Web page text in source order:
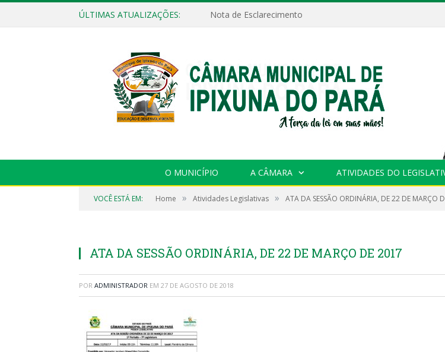
ÚLTIMAS ATUALIZAÇÕES: Nota de Esclarecimento
O MUNICÍPIO A CÂMARA ATIVIDADES DO
VOCÊ ESTÁ EM: Home » Atividades Legislativas » ATA DA SESSÃO ORDINÁRIA, DE 22 DE MARÇO
ATA DA SESSÃO ORDINÁRIA, DE 22 DE MARÇO DE 2017
POR ADMINISTRADOR EM 27 DE AGOSTO DE 2018